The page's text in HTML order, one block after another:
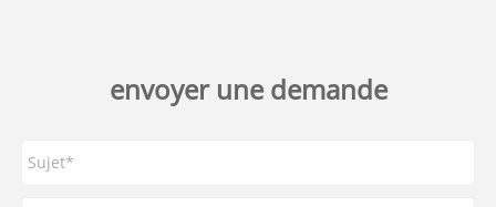
envoyer une demande